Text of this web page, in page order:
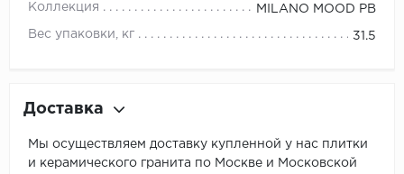
Коллекция MILANO MOOD PB
Вес упаковки, кг 31.5
Доставка
Мы осуществляем доставку купленной у нас плитки
и керамического гранита по Москве и Московской